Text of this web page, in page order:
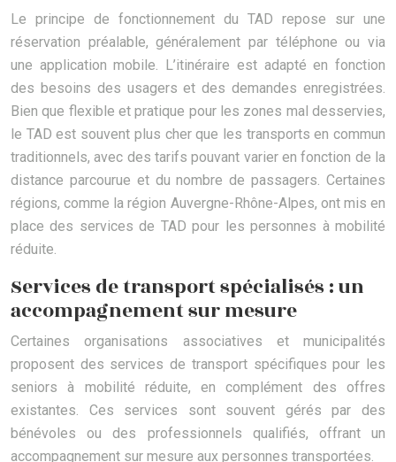
Le principe de fonctionnement du TAD repose sur une
réservation préalable, généralement par téléphone ou via
une application mobile. L’itinéraire est adapté en fonction
des besoins des usagers et des demandes enregistrées.
Bien que flexible et pratique pour les zones mal desservies,
le TAD est souvent plus cher que les transports en commun
traditionnels, avec des tarifs pouvant varier en fonction de la
distance parcourue et du nombre de passagers. Certaines
régions, comme la région Auvergne-Rhône-Alpes, ont mis en
place des services de TAD pour les personnes à mobilité
réduite.
Services de transport spécialisés : un
accompagnement sur mesure
Certaines organisations associatives et municipalités
proposent des services de transport spécifiques pour les
seniors à mobilité réduite, en complément des offres
existantes. Ces services sont souvent gérés par des
bénévoles ou des professionnels qualifiés, offrant un
accompagnement sur mesure aux personnes transportées.